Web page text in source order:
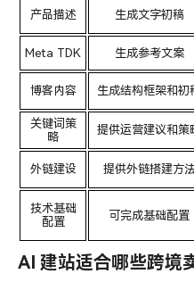
产品描述 生成文字初稿
Meta TDK 生成参考文案
博客内容 生成结构框架和初
关键词策
略
提供运营建议和策
外链建设 提供外链搭建方
技术基础
配置
可完成基础配置
AI 建站适合哪些跨境